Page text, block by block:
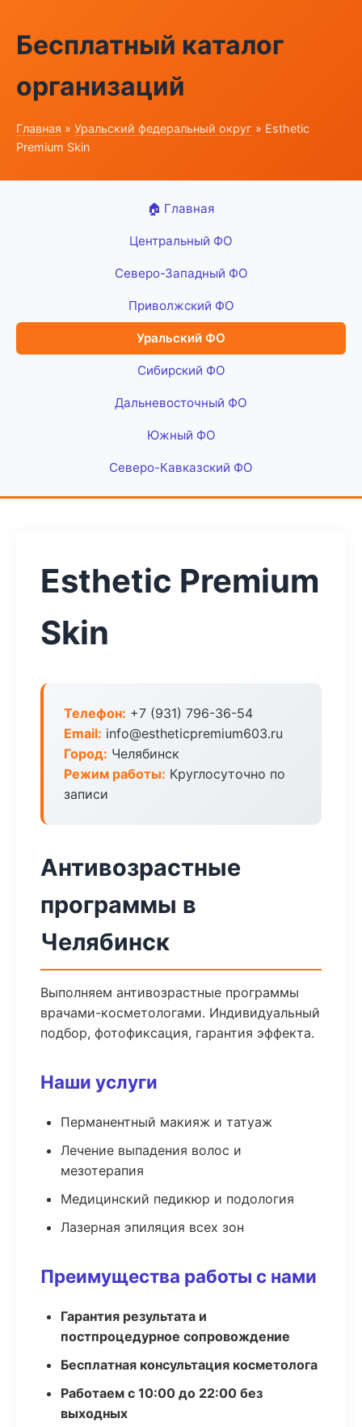
Бесплатный каталог
организаций
Главная » Уральский федеральный округ » Esthetic
Premium Skin
🏠 Главная
Центральный ФО
Северо-Западный ФО
Приволжский ФО
Уральский ФО
Сибирский ФО
Дальневосточный ФО
Южный ФО
Северо-Кавказский ФО
Esthetic Premium
Skin
Телефон: +7 (931) 796-36-54
Email: info@estheticpremium603.ru
Город: Челябинск
Режим работы: Круглосуточно по
записи
Антивозрастные
программы в
Челябинск
Выполняем антивозрастные программы
врачами-косметологами. Индивидуальный
подбор, фотофиксация, гарантия эффекта.
Наши услуги
Перманентный макияж и татуаж
Лечение выпадения волос и
мезотерапия
Медицинский педикюр и подология
Лазерная эпиляция всех зон
Преимущества работы с нами
Гарантия результата и
постпроцедурное сопровождение
Бесплатная консультация косметолога
Работаем с 10:00 до 22:00 без
выходных